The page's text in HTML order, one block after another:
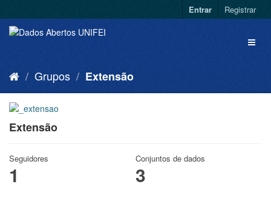
Entrar Registrar
Grupos Extensão
Extensão
Seguidores
1
Conjuntos de dados
3